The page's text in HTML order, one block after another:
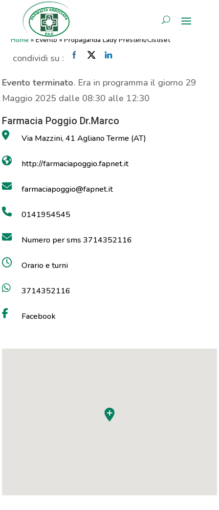
AREA RISERVATA
Propaganda Lady
Presteril/Cistiset
Home »Evento »Propaganda Lady Presteril/Cistiset
condividi su :
Evento terminato. Era in programma il giorno 29
Maggio 2025 dalle 08:30 alle 12:30
Farmacia Poggio Dr.Marco
Via Mazzini, 41 Agliano Terme (AT)
http://farmaciapoggio.fapnet.it
farmaciapoggio@fapnet.it
0141954545
Numero per sms 3714352116
Orario e turni
3714352116
Facebook